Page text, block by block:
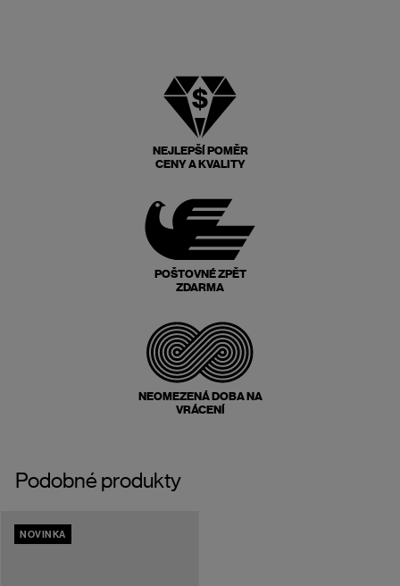
NEJLEPŠÍ POMĚR
CENY A KVALITY
POŠTOVNÉ ZPĚT
ZDARMA
NEOMEZENÁ DOBA NA
VRÁCENÍ
Podobné produkty
NOVINKA